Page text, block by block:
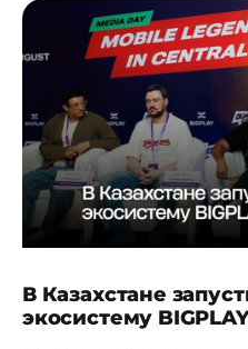
В Казахстане
экосистему